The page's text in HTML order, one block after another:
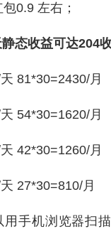
0.9 左右；
态收益可达204收
81*30=2430/月
54*30=1620/月
42*30=1260/月
27*30=810/月
用手机浏览器扫